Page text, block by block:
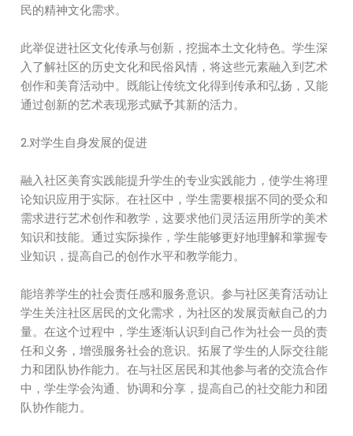
民的精神文化需求。
此举促进社区文化传承与创新，挖掘本土文化特色。学生深
入了解社区的历史文化和民俗风情，将这些元素融入到艺术
创作和美育活动中。既能让传统文化得到传承和弘扬，又能
通过创新的艺术表现形式赋予其新的活力。
2.对学生自身发展的促进
融入社区美育实践能提升学生的专业实践能力，使学生将理
论知识应用于实际。在社区中，学生需要根据不同的受众和
需求进行艺术创作和教学，这要求他们灵活运用所学的美术
知识和技能。通过实际操作，学生能够更好地理解和掌握专
业知识，提高自己的创作水平和教学能力。
能培养学生的社会责任感和服务意识。参与社区美育活动让
学生关注社区居民的文化需求，为社区的发展贡献自己的力
量。在这个过程中，学生逐渐认识到自己作为社会一员的责
任和义务，增强服务社会的意识。拓展了学生的人际交往能
力和团队协作能力。在与社区居民和其他参与者的交流合作
中，学生学会沟通、协调和分享，提高自己的社交能力和团
队协作能力。